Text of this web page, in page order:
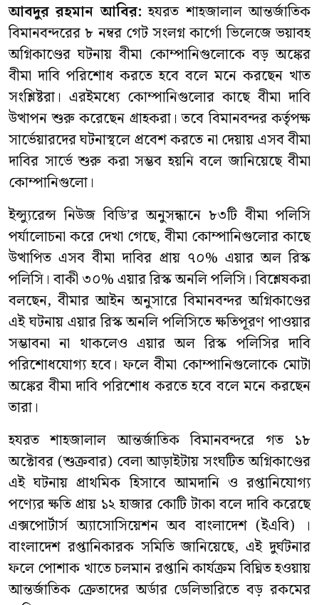
আবদুর রহমান আবির: হযরত শাহজালাল আন্তর্জাতিক
বিমানবন্দরের ৮ নম্বর গেট সংলগ্ন কার্গো ভিলেজে ভয়াবহ
অগ্নিকাণ্ডের ঘটনায় বীমা কোম্পানিগুলোকে বড় অঙ্কের
বীমা দাবি পরিশোধ করতে হবে বলে মনে করছেন খাত
সংশ্লিষ্টরা। এরইমধ্যে কোম্পানিগুলোর কাছে বীমা দাবি
উত্থাপন শুরু করেছেন গ্রাহকরা। তবে বিমানবন্দর কর্তৃপক্ষ
সার্ভেয়ারদের ঘটনাস্থলে প্রবেশ করতে না দেয়ায় এসব বীমা
দাবির সার্ভে শুরু করা সম্ভব হয়নি বলে জানিয়েছে বীমা
কোম্পানিগুলো।
ইন্স্যুরেন্স নিউজ বিডি’র অনুসন্ধানে ৮৩টি বীমা পলিসি
পর্যালোচনা করে দেখা গেছে, বীমা কোম্পানিগুলোর কাছে
উত্থাপিত এসব বীমা দাবির প্রায় ৭০% এয়ার অল রিস্ক
পলিসি। বাকী ৩০% এয়ার রিস্ক অনলি পলিসি। বিশ্লেষকরা
বলছেন, বীমার আইন অনুসারে বিমানবন্দর অগ্নিকাণ্ডের
এই ঘটনায় এয়ার রিস্ক অনলি পলিসিতে ক্ষতিপূরণ পাওয়ার
সম্ভাবনা না থাকলেও এয়ার অল রিস্ক পলিসির দাবি
পরিশোধযোগ্য হবে। ফলে বীমা কোম্পানিগুলোকে মোটা
অঙ্কের বীমা দাবি পরিশোধ করতে হবে বলে মনে করছেন
তারা।
হযরত শাহজালাল আন্তর্জাতিক বিমানবন্দরে গত ১৮
অক্টোবর (শুক্রবার) বেলা আড়াইটায় সংঘটিত অগ্নিকাণ্ডের
এই ঘটনায় প্রাথমিক হিসাবে আমদানি ও রপ্তানিযোগ্য
পণ্যের ক্ষতি প্রায় ১২ হাজার কোটি টাকা বলে দাবি করেছে
এক্সপোর্টার্স অ্যাসোসিয়েশন অব বাংলাদেশ (ইএবি) ।
বাংলাদেশ রপ্তানিকারক সমিতি জানিয়েছে, এই দুর্ঘটনার
ফলে পোশাক খাতে চলমান রপ্তানি কার্যক্রম বিঘ্নিত হওয়ায়
আন্তর্জাতিক ক্রেতাদের অর্ডার ডেলিভারিতে বড় রকমের